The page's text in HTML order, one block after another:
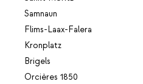
Samnaun
Flims-Laax-Falera
Kronplatz
Brigels
Orcières 1850